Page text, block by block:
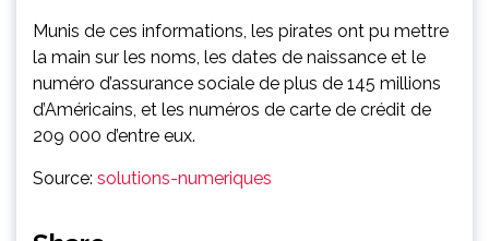
Munis de ces informations, les pirates ont pu mettre
la main sur les noms, les dates de naissance et le
numéro d’assurance sociale de plus de 145 millions
d’Américains, et les numéros de carte de crédit de
209 000 d’entre eux.
Source: solutions-numeriques